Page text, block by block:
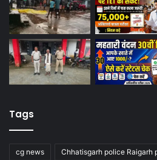
Tags
cg news Chhatisgarh police Raigarh